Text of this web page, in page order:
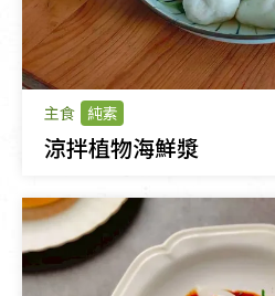
主食 純素
涼拌植物海鮮漿